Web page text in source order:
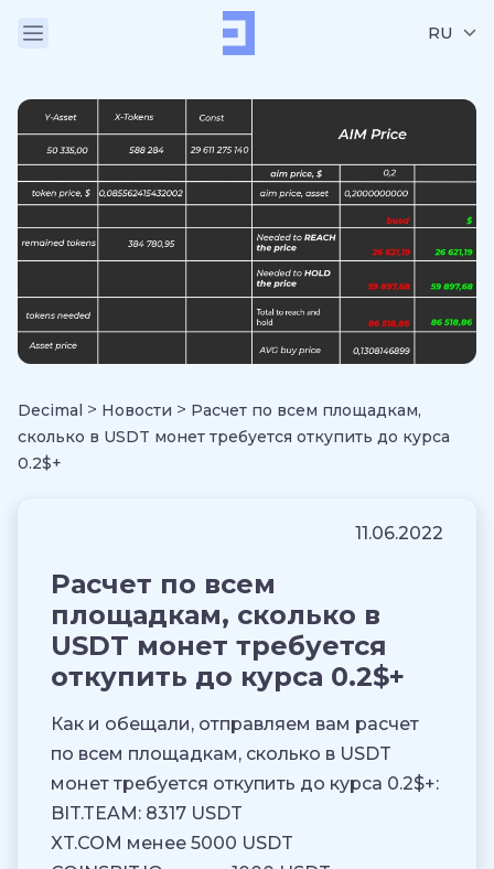
RU
Decimal > Новости > Расчет по всем площадкам,
сколько в USDT монет требуется откупить до курса
0.2$+
11.06.2022
Расчет по всем
площадкам, сколько в
USDT монет требуется
откупить до курса 0.2$+
Как и обещали, отправляем вам расчет
по всем площадкам, сколько в USDT
монет требуется откупить до курса 0.2$+:
BIT.TEAM: 8317 USDT
XT.COM менее 5000 USDT